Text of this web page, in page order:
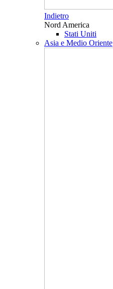
Indietro
Nord America
Stati Uniti
Asia e Medio Oriente